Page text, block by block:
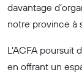
davantage
notre province à
L’ACFA
en offrant un